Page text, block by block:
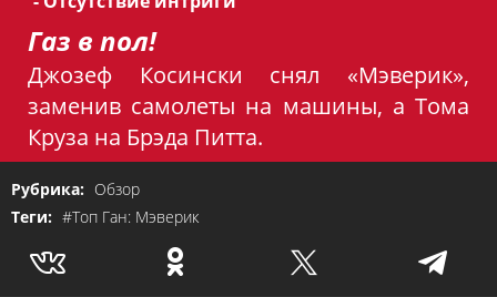
Газ в пол!
Джозеф Косински снял «Мэверик»,
заменив самолеты на машины, а Тома
Круза на Брэда Питта.
Рубрика: Обзор
Теги: #Топ Ган: Мэверик